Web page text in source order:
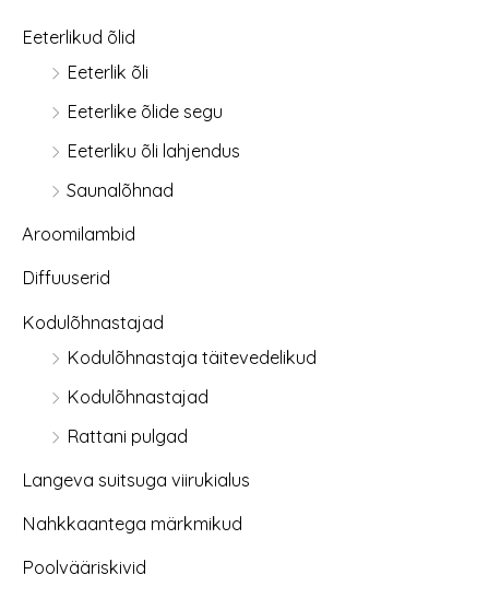
Eeterlikud õlid
Eeterlik õli
Eeterlike õlide segu
Eeterliku õli lahjendus
Saunalõhnad
Aroomilambid
Diffuuserid
Kodulõhnastajad
Kodulõhnastaja täitevedelikud
Kodulõhnastajad
Rattani pulgad
Langeva suitsuga viirukialus
Nahkkaantega märkmikud
Poolvääriskivid